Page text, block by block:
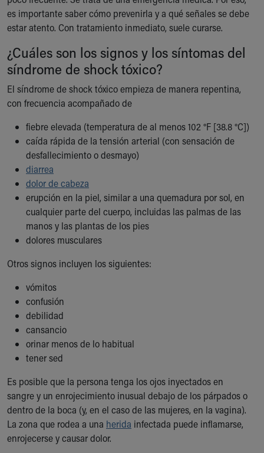
Ronald McDonald House Care Mobile
Health Centers
Financial Services
Price Estimates
Family Supports
Sports Health Services Provider for Akron Zips
New Parents
Find a Pediatrics Location
Find a Pediatrician
MyChart
Breastfeeding Medicine
Child Passenger Safety
Safe Sleep for Babies
Safe Sleep
About Akron Children's Pediatrics
Building a Brighter Future
Calendar of Events
Community Mission
Connect With Us
Our Culture of Caring
Newsroom
Our Leadership
Quality and Patient Safety
Unity and Engagement
Women's Board
More childhood, please.™
Cincinnati Children's
es importante saber cómo prevenirla y a qué señales se debe
estar atento. Con tratamiento inmediato, suele curarse.
¿Cuáles son los signos y los síntomas del
síndrome de shock tóxico?
El síndrome de shock tóxico empieza de manera repentina,
con frecuencia acompañado de
fiebre elevada (temperatura de al menos 102 °F [38.8 °C])
caída rápida de la tensión arterial (con sensación de
desfallecimiento o desmayo)
diarrea
dolor de cabeza
erupción en la piel, similar a una quemadura por sol, en
cualquier parte del cuerpo, incluidas las palmas de las
manos y las plantas de los pies
dolores musculares
Otros signos incluyen los siguientes:
vómitos
confusión
debilidad
cansancio
orinar menos de lo habitual
tener sed
Es posible que la persona tenga los ojos inyectados en
sangre y un enrojecimiento inusual debajo de los párpados o
dentro de la boca (y, en el caso de las mujeres, en la vagina).
La zona que rodea a una herida infectada puede inflamarse,
enrojecerse y causar dolor.